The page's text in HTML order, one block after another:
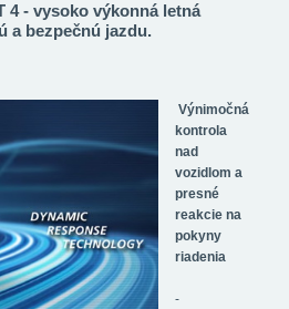
4 - vysoko výkonná letná
a bezpečnú jazdu.
Výnimočná
kontrola
nad
vozidlom a
presné
reakcie na
pokyny
riadenia
-